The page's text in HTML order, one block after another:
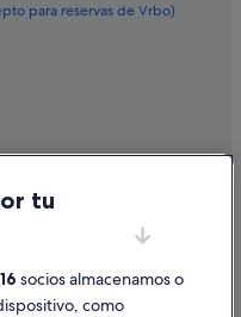
para reservas de Vrbo)
contenido
tu
16 socios almacenamos o
como